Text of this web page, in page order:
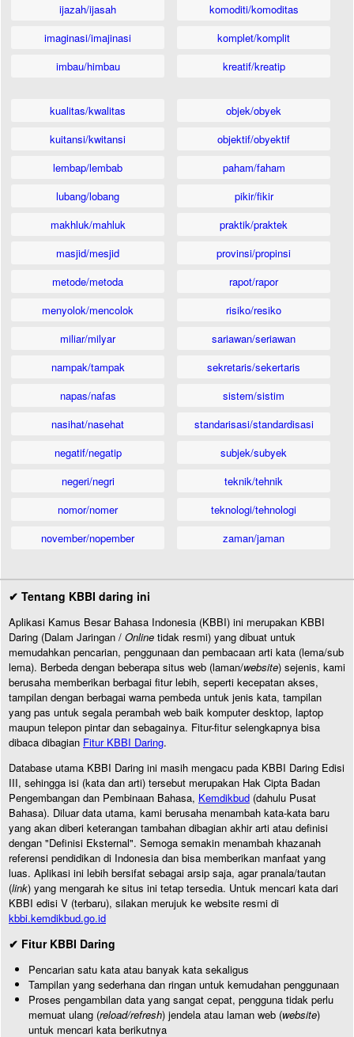
ijazah/ijasah
imaginasi/imajinasi
imbau/himbau
komoditi/komoditas
komplet/komplit
kreatif/kreatip
kualitas/kwalitas
kuitansi/kwitansi
lembap/lembab
lubang/lobang
makhluk/mahluk
masjid/mesjid
metode/metoda
menyolok/mencolok
miliar/milyar
nampak/tampak
napas/nafas
nasihat/nasehat
negatif/negatip
negeri/negri
nomor/nomer
november/nopember
objek/obyek
objektif/obyektif
paham/faham
pikir/fikir
praktik/praktek
provinsi/propinsi
rapot/rapor
risiko/resiko
sariawan/seriawan
sekretaris/sekertaris
sistem/sistim
standarisasi/standardisasi
subjek/subyek
teknik/tehnik
teknologi/tehnologi
zaman/jaman
✔ Tentang KBBI daring ini
Aplikasi Kamus Besar Bahasa Indonesia (KBBI) ini merupakan KBBI
Daring (Dalam Jaringan / Online tidak resmi) yang dibuat untuk
memudahkan pencarian, penggunaan dan pembacaan arti kata (lema/sub
lema). Berbeda dengan beberapa situs web (laman/website) sejenis, kami
berusaha memberikan berbagai fitur lebih, seperti kecepatan akses,
tampilan dengan berbagai warna pembeda untuk jenis kata, tampilan
yang pas untuk segala perambah web baik komputer desktop, laptop
maupun telepon pintar dan sebagainya. Fitur-fitur selengkapnya bisa
dibaca dibagian Fitur KBBI Daring.
Database utama KBBI Daring ini masih mengacu pada KBBI Daring Edisi
III, sehingga isi (kata dan arti) tersebut merupakan Hak Cipta Badan
Pengembangan dan Pembinaan Bahasa, Kemdikbud (dahulu Pusat
Bahasa). Diluar data utama, kami berusaha menambah kata-kata baru
yang akan diberi keterangan tambahan dibagian akhir arti atau definisi
dengan "Definisi Eksternal". Semoga semakin menambah khazanah
referensi pendidikan di Indonesia dan bisa memberikan manfaat yang
luas. Aplikasi ini lebih bersifat sebagai arsip saja, agar pranala/tautan
(link) yang mengarah ke situs ini tetap tersedia. Untuk mencari kata dari
KBBI edisi V (terbaru), silakan merujuk ke website resmi di
kbbi.kemdikbud.go.id
✔ Fitur KBBI Daring
Pencarian satu kata atau banyak kata sekaligus
Tampilan yang sederhana dan ringan untuk kemudahan penggunaan
Proses pengambilan data yang sangat cepat, pengguna tidak perlu
memuat ulang (reload/refresh) jendela atau laman web (website)
untuk mencari kata berikutnya